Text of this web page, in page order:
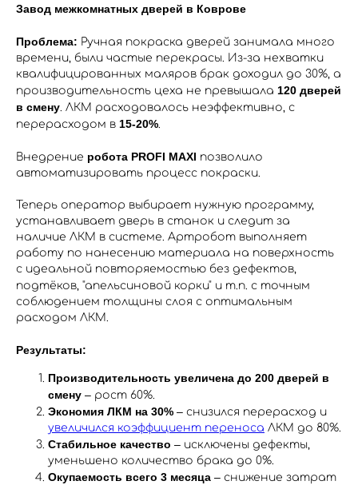
Завод межкомнатных дверей в Коврове
Проблема: Ручная покраска дверей занимала много
времени, были частые перекрасы. Из-за нехватки
квалифицированных маляров брак доходил до 30%, а
производительность цеха не превышала 120 дверей
в смену. ЛКМ расходовалось неэффективно, с
перерасходом в 15-20%.
Внедрение робота PROFI MAXI позволило
автоматизировать процесс покраски.
Теперь оператор выбирает нужную программу,
устанавливает дверь в станок и следит за
наличие ЛКМ в системе. Артробот выполняет
работу по нанесению материала на поверхность
с идеальной повторяемостью без дефектов,
подтёков, "апельсиновой корки" и т.п. с точным
соблюдением толщины слоя с оптимальным
расходом ЛКМ.
Результаты:
Производительность увеличена до 200 дверей в
смену – рост 60%.
Экономия ЛКМ на 30% – снизился перерасход и
увеличился коэффициент переноса ЛКМ до 80%.
Стабильное качество – исключены дефекты,
уменьшено количество брака до 0%.
Окупаемость всего 3 месяца – снижение затрат